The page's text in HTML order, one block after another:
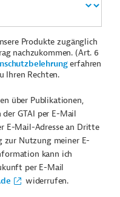
Produkte zugänglich
nachzukommen. (Art. 6
erfahren
Ihren Rechten.
über Publikationen,
GTAI per E-Mail
E-Mail-Adresse an Dritte
Nutzung meiner E-
kann ich
per E-Mail
widerrufen.